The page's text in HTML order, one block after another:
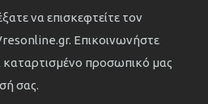
να επισκεφτείτε τον
Επικοινωνήστε
καταρτισμένο προσωπικό μας
σας.